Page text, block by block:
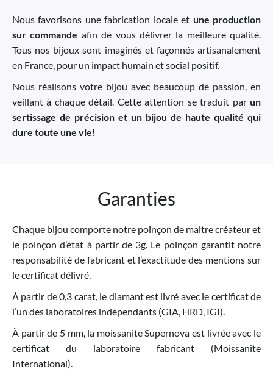
Nous favorisons une fabrication locale et une production
sur commande afin de vous délivrer la meilleure qualité.
Tous nos bijoux sont imaginés et façonnés artisanalement
en France, pour un impact humain et social positif.
Nous réalisons votre bijou avec beaucoup de passion, en
veillant à chaque détail. Cette attention se traduit par un
sertissage de précision et un bijou de haute qualité qui
dure toute une vie!
Garanties
Chaque bijou comporte notre poinçon de maitre créateur et
le poinçon d’état à partir de 3g. Le poinçon garantit notre
responsabilité de fabricant et l’exactitude des mentions sur
le certificat délivré.
À partir de 0,3 carat, le diamant est livré avec le certificat de
l’un des laboratoires indépendants (GIA, HRD, IGI).
À partir de 5 mm, la moissanite Supernova est livrée avec le
certificat du laboratoire fabricant (Moissanite
International).